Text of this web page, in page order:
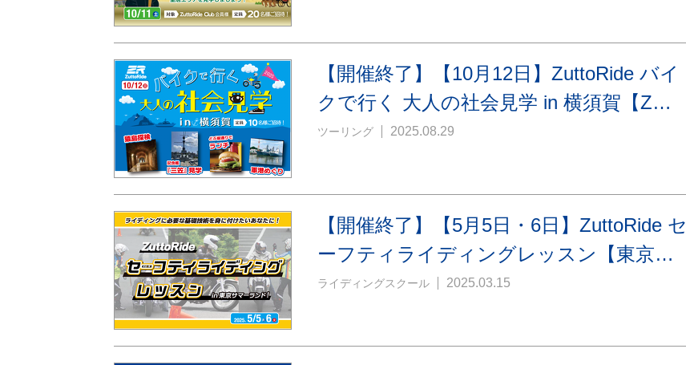
【開催終了】【10月12日】ZuttoRide バイ
クで行く 大人の社会見学 in 横須賀【Z…
ツーリング 2025.08.29
【開催終了】【5月5日・6日】ZuttoRide セ
ーフティライディングレッスン【東京…
ライディングスクール 2025.03.15